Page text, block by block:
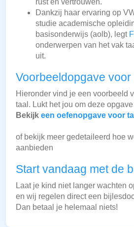
rust en vertrouwen.
Dankzij haar ervaring op
studie academische
basisonderwijs (aolb), legt
onderwerpen van het vak
uit.
Voorbeeldopgave voor
Hieronder vind je een voorbeeld
taal. Lukt het jou om deze
Bekijk een oefenopgave voor
of bekijk meer gedetaileerd hoe
aanbieden
Start vandaag met de
Laat je kind niet langer wachten
en wij regelen direct een
Dan betaal je helemaal niets!